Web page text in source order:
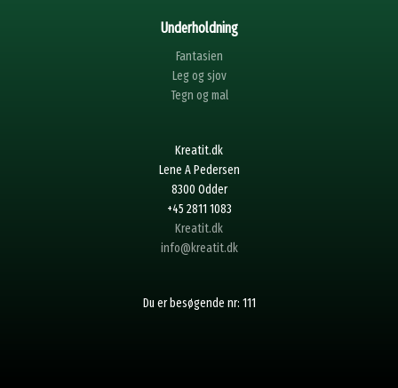
Underholdning
Fantasien
Leg og sjov
Tegn og mal
Kreatit.dk
Lene A Pedersen
8300 Odder
+45 2811 1083
Kreatit.dk
info@kreatit.dk
Du er besøgende nr: 111